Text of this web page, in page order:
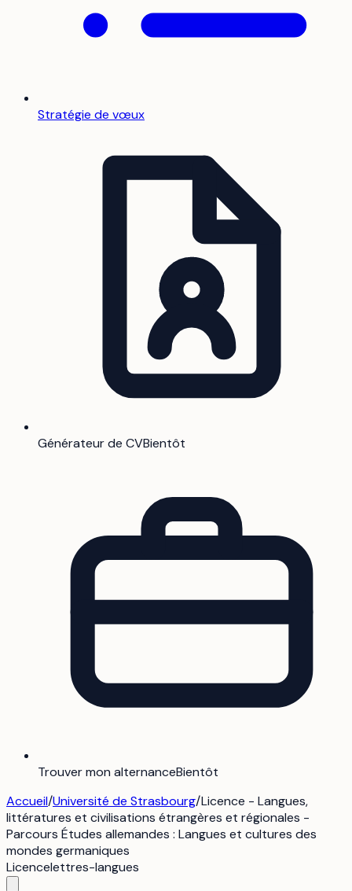
Stratégie de vœux
Générateur de CVBientôt
Trouver mon alternanceBientôt
Accueil/Université de Strasbourg/Licence - Langues,
littératures et civilisations étrangères et régionales -
Parcours Études allemandes : Langues et cultures des
mondes germaniques
Licencelettres-langues